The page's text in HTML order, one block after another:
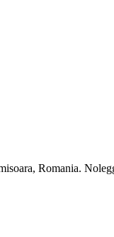
Romania.